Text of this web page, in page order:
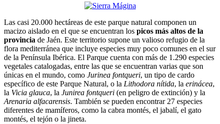
Las casi 20.000 hectáreas de este parque natural componen un
macizo aislado en el que se encuentran los picos más altos de la
provincia de Jaén. Este territorio supone un valioso refugio de la
flora mediterránea que incluye especies muy poco comunes en el sur
de la Península Ibérica. El Parque cuenta con más de 1.290 especies
vegetales catalogadas, entre las que se encuentran varias que son
únicas en el mundo, como Jurinea fontqueri, un tipo de cardo
específico de este Parque Natural, o la Lithodora nítida, la erinácea,
la Vicia glauca, la Junirea fontqueri (en peligro de extinción) y la
Arenaria alfacarensis. También se pueden encontrar 27 especies
diferentes de mamíferos, como la cabra montés, el jabalí, el gato
montés, el tejón o la jineta.